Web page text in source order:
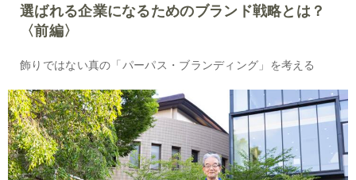
選ばれる企業になるためのブランド戦略とは？
〈前編〉
飾りではない真の「パーパス・ブランディング」を考える